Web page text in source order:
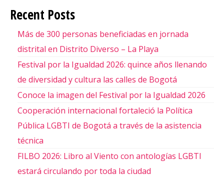
Recent Posts
Más de 300 personas beneficiadas en jornada
distrital en Distrito Diverso – La Playa
Festival por la Igualdad 2026: quince años llenando
de diversidad y cultura las calles de Bogotá
Conoce la imagen del Festival por la Igualdad 2026
Cooperación internacional fortaleció la Política
Pública LGBTI de Bogotá a través de la asistencia
técnica
FILBO 2026: Libro al Viento con antologías LGBTI
estará circulando por toda la ciudad